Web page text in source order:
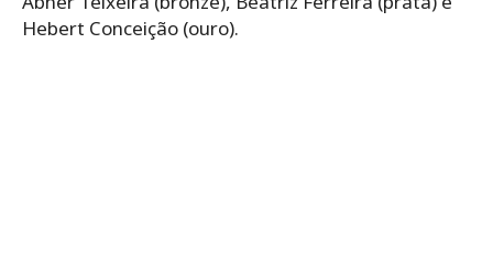
Hebert Conceição (ouro).